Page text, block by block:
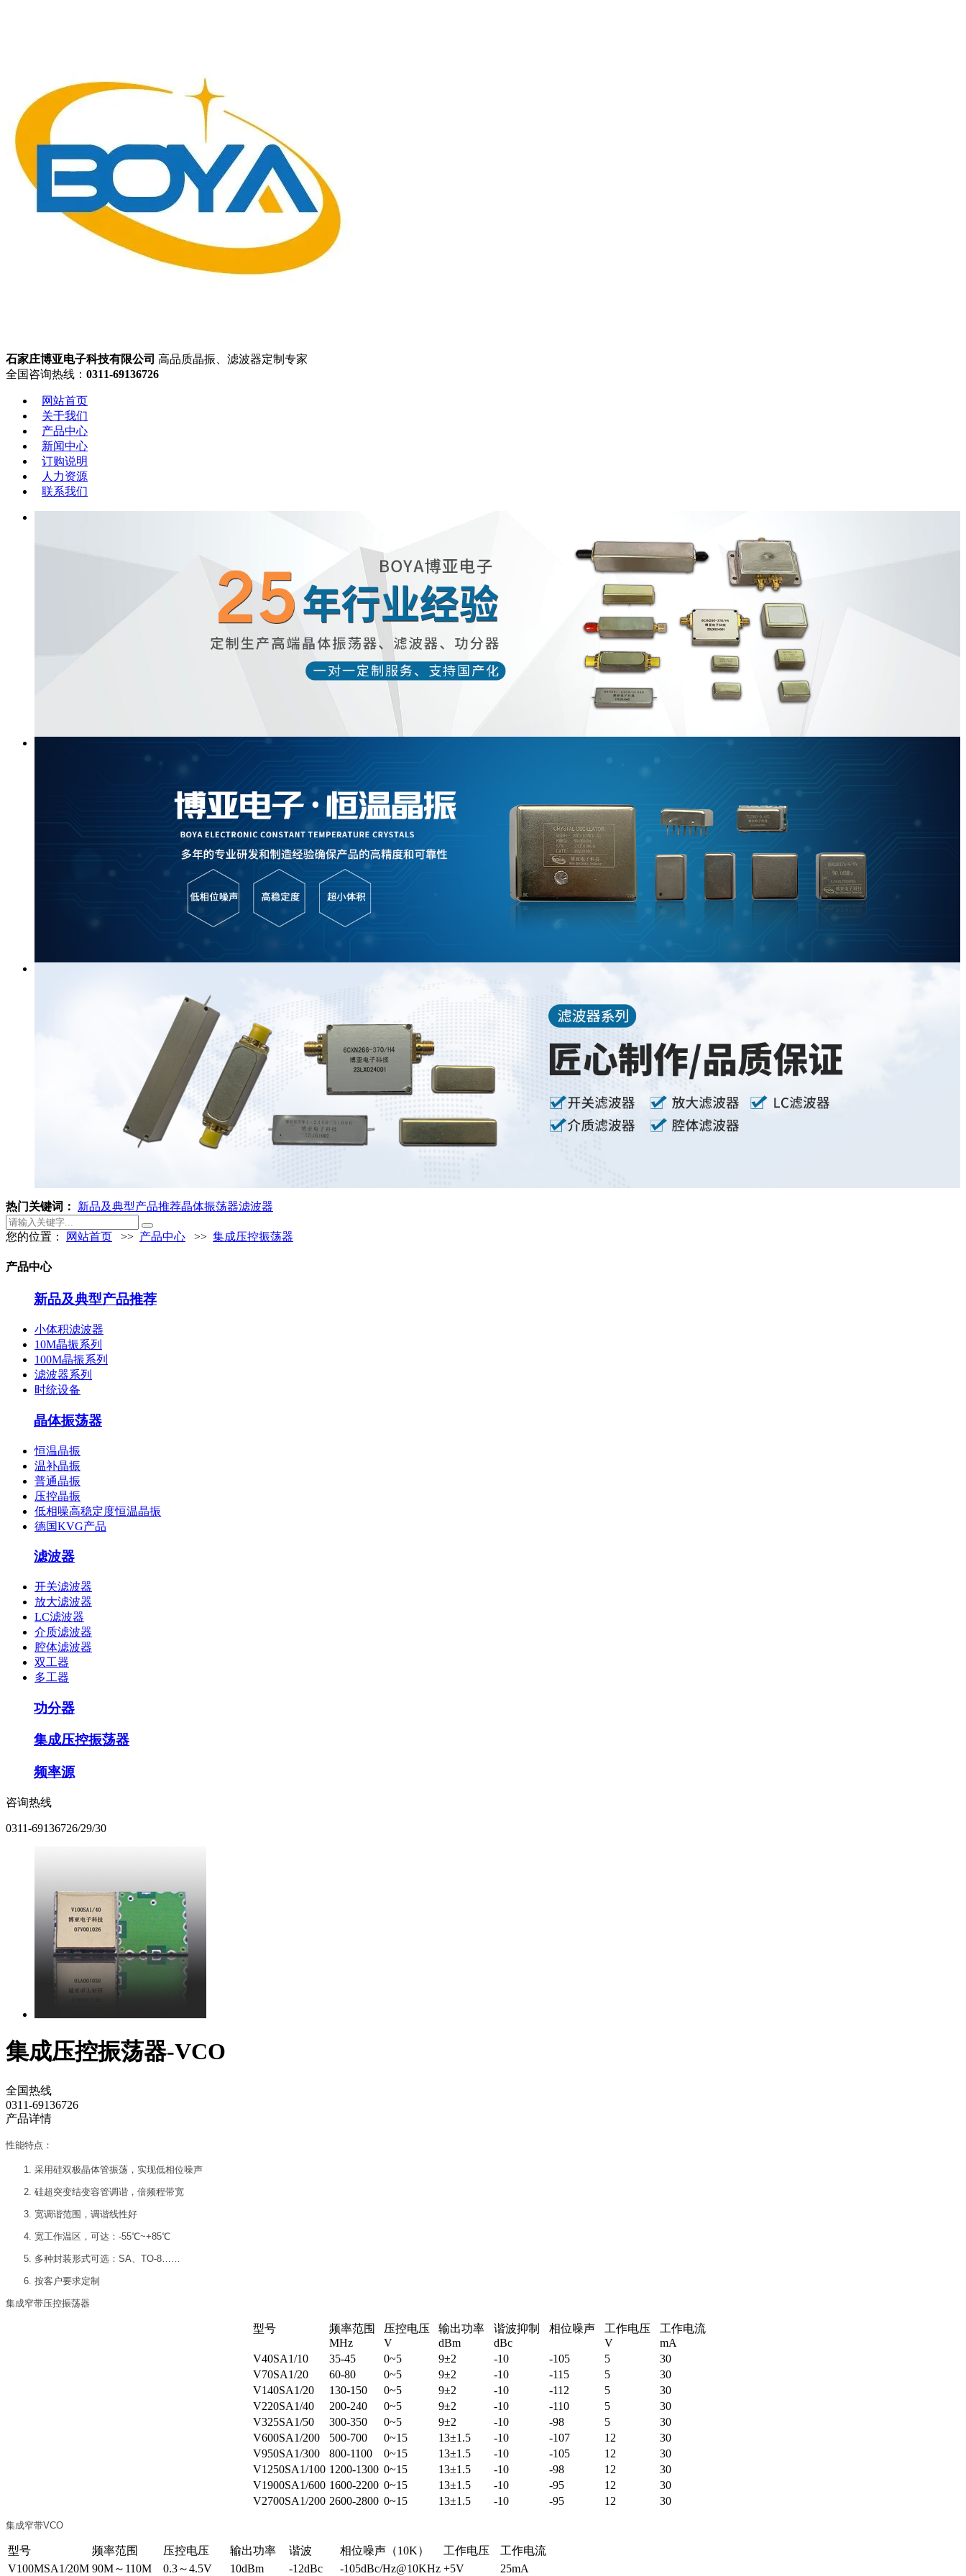
石家庄博亚电子科技有限公司 高品质晶振、滤波器定制专家
全国咨询热线： 0311-69136726
网站首页
关于我们
产品中心
新闻中心
订购说明
人力资源
联系我们
热门关键词： 新品及典型产品推荐晶体振荡器滤波器
您的位置： 网站首页 >> 产品中心 >> 集成压控振荡器
产品中心
新品及典型产品推荐
小体积滤波器
10M晶振系列
100M晶振系列
滤波器系列
时统设备
晶体振荡器
恒温晶振
温补晶振
普通晶振
压控晶振
低相噪高稳定度恒温晶振
德国KVG产品
滤波器
开关滤波器
放大滤波器
LC滤波器
介质滤波器
腔体滤波器
双工器
多工器
功分器
集成压控振荡器
频率源
咨询热线
0311-69136726/29/30
集成压控振荡器-VCO
全国热线
0311-69136726
产品详情
性能特点：
采用硅双极晶体管振荡，实现低相位噪声
硅超突变结变容管调谐，倍频程带宽
宽调谐范围，调谐线性好
宽工作温区，可达：-55℃~+85℃
多种封装形式可选：SA、TO-8……
按客户要求定制
集成窄带压控振荡器
型号
频率范围
MHz
压控电压
V
输出功率
dBm
谐波抑制
dBc
相位噪声
工作电压
V
工作电流
mA
V40SA1/10
35-45 0~5 9±2 -10 -105 5
30
V70SA1/20
60-80 0~5 9±2 -10 -115 5
30
V140SA1/20
130-150 0~5 9±2 -10 -112 5
30
V220SA1/40
200-240 0~5 9±2 -10 -110 5
30
V325SA1/50
300-350 0~5 9±2 -10 -98 5
30
V600SA1/200
500-700 0~15 13±1.5 -10 -107 12
30
V950SA1/300
800-1100 0~15 13±1.5 -10 -105 12
30
V1250SA1/100 1200-1300 0~15 13±1.5 -10 -98 12
30
V1900SA1/600 1600-2200 0~15 13±1.5 -10 -95 12
30
V2700SA1/200 2600-2800 0~15 13±1.5 -10 -95 12 30
集成窄带VCO
型号 频率范围 压控电压 输出功率 谐波 相位噪声（10K） 工作电压
工作电流
V100MSA1/20M 90M～110M 0.3～4.5V 10dBm -12dBc -105dBc/Hz@10KHz +5V 25mA